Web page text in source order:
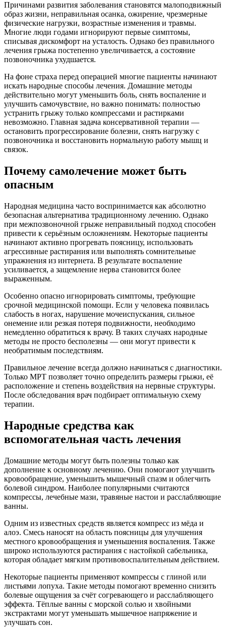
Причинами развития заболевания становятся малоподвижный
образ жизни, неправильная осанка, ожирение, чрезмерные
физические нагрузки, возрастные изменения и травмы.
Многие люди годами игнорируют первые симптомы,
списывая дискомфорт на усталость. Однако без правильного
лечения грыжа постепенно увеличивается, а состояние
позвоночника ухудшается.
На фоне страха перед операцией многие пациенты начинают
искать народные способы лечения. Домашние методы
действительно могут уменьшить боль, снять воспаление и
улучшить самочувствие, но важно понимать: полностью
устранить грыжу только компрессами и растирками
невозможно. Главная задача консервативной терапии —
остановить прогрессирование болезни, снять нагрузку с
позвоночника и восстановить нормальную работу мышц и
связок.
Почему самолечение может быть
опасным
Народная медицина часто воспринимается как абсолютно
безопасная альтернатива традиционному лечению. Однако
при межпозвоночной грыже неправильный подход способен
привести к серьёзным осложнениям. Некоторые пациенты
начинают активно прогревать поясницу, использовать
агрессивные растирания или выполнять сомнительные
упражнения из интернета. В результате воспаление
усиливается, а защемление нерва становится более
выраженным.
Особенно опасно игнорировать симптомы, требующие
срочной медицинской помощи. Если у человека появилась
слабость в ногах, нарушение мочеиспускания, сильное
онемение или резкая потеря подвижности, необходимо
немедленно обратиться к врачу. В таких случаях народные
методы не просто бесполезны — они могут привести к
необратимым последствиям.
Правильное лечение всегда должно начинаться с диагностики.
Только МРТ позволяет точно определить размеры грыжи, её
расположение и степень воздействия на нервные структуры.
После обследования врач подбирает оптимальную схему
терапии.
Народные средства как
вспомогательная часть лечения
Домашние методы могут быть полезны только как
дополнение к основному лечению. Они помогают улучшить
кровообращение, уменьшить мышечный спазм и облегчить
болевой синдром. Наиболее популярными считаются
компрессы, лечебные мази, травяные настои и расслабляющие
ванны.
Одним из известных средств является компресс из мёда и
алоэ. Смесь наносят на область поясницы для улучшения
местного кровообращения и уменьшения воспаления. Также
широко используются растирания с настойкой сабельника,
которая обладает мягким противовоспалительным действием.
Некоторые пациенты применяют компрессы с глиной или
листьями лопуха. Такие методы помогают временно снизить
болевые ощущения за счёт согревающего и расслабляющего
эффекта. Тёплые ванны с морской солью и хвойными
экстрактами могут уменьшать мышечное напряжение и
улучшать сон.